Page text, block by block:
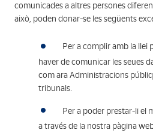
comunicades a altres persones
això, poden donar-se les següents
Per a complir amb la llei
haver de comunicar les seues
com ara Administracions
tribunals.
Per a poder prestar-li el
a través de la nostra pàgina